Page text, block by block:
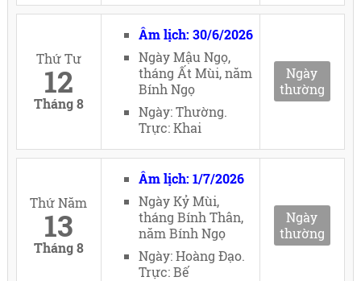
Thứ Tư
12
Tháng 8
Âm lịch: 30/6/2026
Ngày Mậu Ngọ,
tháng Ất Mùi, năm
Bính Ngọ
Ngày: Thường.
Trực: Khai
Ngày
thường
Thứ Năm
13
Tháng 8
Âm lịch: 1/7/2026
Ngày Kỷ Mùi,
tháng Bính Thân,
năm Bính Ngọ
Ngày: Hoàng Đạo.
Trực: Bế
Ngày
thường